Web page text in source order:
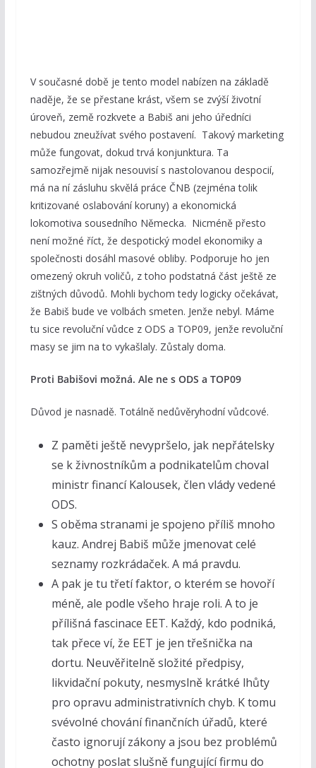
V současné době je tento model nabízen na základě
naděje, že se přestane krást, všem se zvýší životní
úroveň, země rozkvete a Babiš ani jeho úředníci
nebudou zneužívat svého postavení. Takový marketing
může fungovat, dokud trvá konjunktura. Ta
samozřejmě nijak nesouvisí s nastolovanou despocií,
má na ní zásluhu skvělá práce ČNB (zejména tolik
kritizované oslabování koruny) a ekonomická
lokomotiva sousedního Německa. Nicméně přesto
není možné říct, že despotický model ekonomiky a
společnosti dosáhl masové obliby. Podporuje ho jen
omezený okruh voličů, z toho podstatná část ještě ze
zištných důvodů. Mohli bychom tedy logicky očekávat,
že Babiš bude ve volbách smeten. Jenže nebyl. Máme
tu sice revoluční vůdce z ODS a TOP09, jenže revoluční
masy se jim na to vykašlaly. Zůstaly doma.
Proti Babišovi možná. Ale ne s ODS a TOP09
Důvod je nasnadě. Totálně nedůvěryhodní vůdcové.
Z paměti ještě nevypršelo, jak nepřátelsky
se k živnostníkům a podnikatelům choval
ministr financí Kalousek, člen vlády vedené
ODS.
S oběma stranami je spojeno příliš mnoho
kauz. Andrej Babiš může jmenovat celé
seznamy rozkrádaček. A má pravdu.
A pak je tu třetí faktor, o kterém se hovoří
méně, ale podle všeho hraje roli. A to je
přílišná fascinace EET. Každý, kdo podniká,
tak přece ví, že EET je jen třešnička na
dortu. Neuvěřitelně složité předpisy,
likvidační pokuty, nesmyslně krátké lhůty
pro opravu administrativních chyb. K tomu
svévolné chování finančních úřadů, které
často ignorují zákony a jsou bez problémů
ochotny poslat slušně fungující firmu do